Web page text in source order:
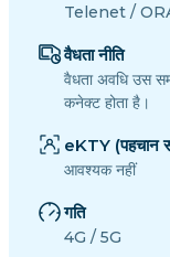
Telenet /
वैधता नीति
वैधता अवधि उस
कनेक्ट होता है।
eKTY (पहचान
आवश्यक नहीं
गति
4G / 5G